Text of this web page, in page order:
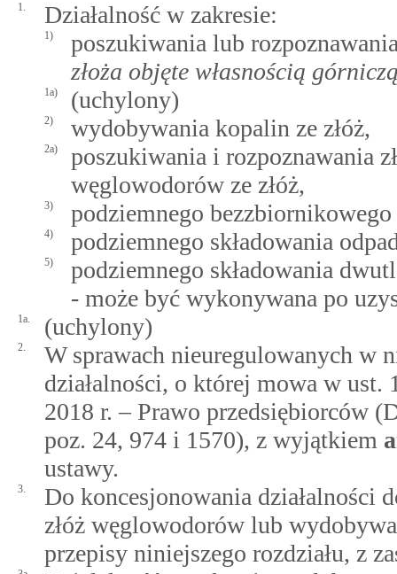
1. Działalność w zakresie:
1)
poszukiwania lub
złoża objęte własnością
1a) (uchylony)
2) wydobywania kopalin ze złóż,
2a)
poszukiwania i rozpoznawania
węglowodorów ze złóż,
3) podziemnego
4) podziemnego składowania
5)
podziemnego składowania
- może być wykonywana po
1a. (uchylony)
2.
W sprawach nieuregulowanych w
działalności, o której mowa w ust.
2018 r. – Prawo przedsiębiorców
poz. 24, 974 i 1570), z wyjątkiem
ustawy.
3.
Do koncesjonowania działalności
złóż węglowodorów lub
przepisy niniejszego rozdziału, z